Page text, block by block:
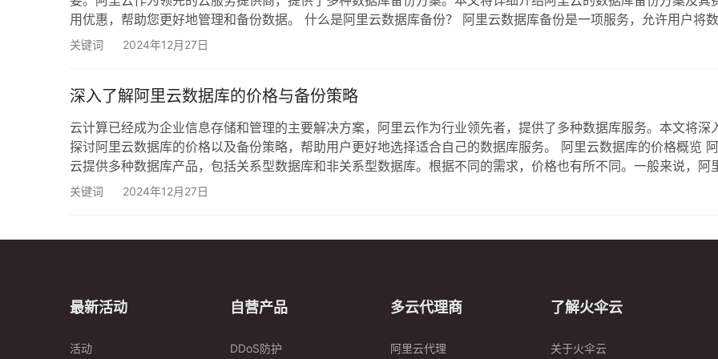
用优惠，帮助您更好地管理和备份数据。 什么是阿里云数据库备份？ 阿里云数据库备份是一项服务，允许用户将
库中的数据保存到安全的云端存储中。当发生数据丢失或损坏时，可以通过备份恢复数据。阿里云支持多种数据库备
关键词 2024年12月27日
深入了解阿里云数据库的价格与备份策略
云计算已经成为企业信息存储和管理的主要解决方案，阿里云作为行业领先者，提供了多种数据库服务。本文将深
探讨阿里云数据库的价格以及备份策略，帮助用户更好地选择适合自己的数据库服务。 阿里云数据库的价格概览
云提供多种数据库产品，包括关系型数据库和非关系型数据库。根据不同的需求，价格也有所不同。一般来说，阿
云数据库的收费主要与以下几个因素有关： 数据库类型：阿里云提供MySQL、SQL Server、PostgreSQL等多种类
关键词 2024年12月27日
最新活动
活动
自营产品
DDoS防护
多云代理商
阿里云代理
了解火伞云
关于火伞云